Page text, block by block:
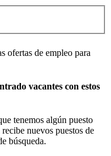
ofertas de empleo para
vacantes con estos
tenemos algún puesto
nuevos puestos de
búsqueda.